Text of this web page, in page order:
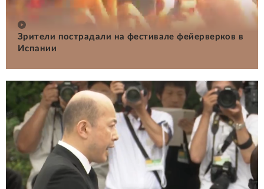
Зрители пострадали на фестивале фейерверков в
Испании